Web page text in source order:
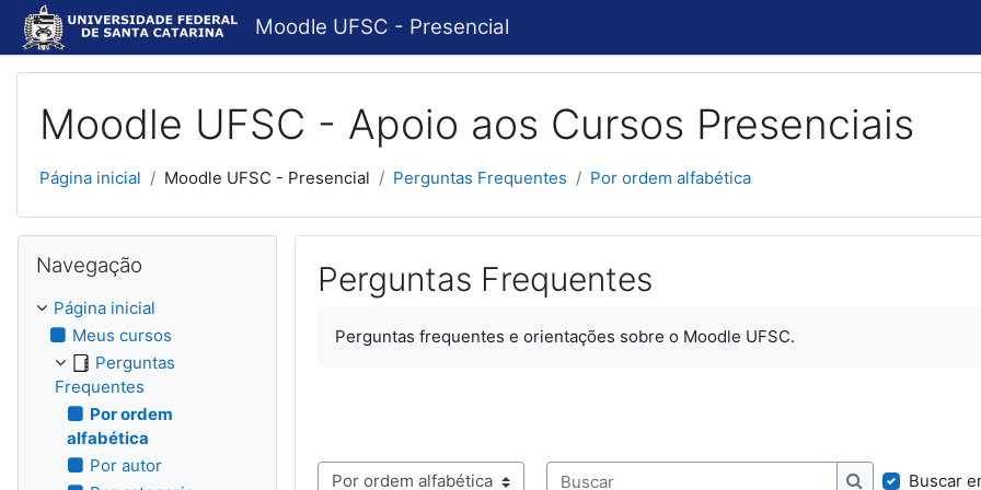
Ir para o conteúdo principal
Moodle UFSC - Presencial
Moodle UFSC - Apoio aos Cursos Presenciais
Página inicial Moodle UFSC - Presencial Perguntas Frequentes Por ordem alfabética
Perguntas Frequentes
Perguntas frequentes e orientações sobre o Moodle UFSC.
Navegar usando este índice Buscar
Navegação
Página inicial
Meus cursos
Perguntas
Frequentes
Por ordem
alfabética
Por autor